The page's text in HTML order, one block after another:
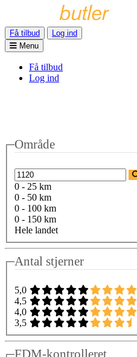
Få tilbud
Log ind
Menu
Få tilbud
Log ind
Område
0 - 25 km
0 - 50 km
0 - 100 km
0 - 150 km
Hele landet
Antal stjerner
5,0
4,5
4,0
3,5
FDM-kontrolleret